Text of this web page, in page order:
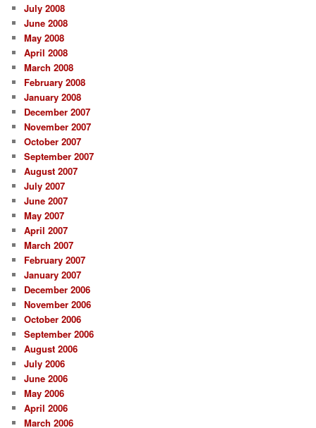
July 2008
June 2008
May 2008
April 2008
March 2008
February 2008
January 2008
December 2007
November 2007
October 2007
September 2007
August 2007
July 2007
June 2007
May 2007
April 2007
March 2007
February 2007
January 2007
December 2006
November 2006
October 2006
September 2006
August 2006
July 2006
June 2006
May 2006
April 2006
March 2006